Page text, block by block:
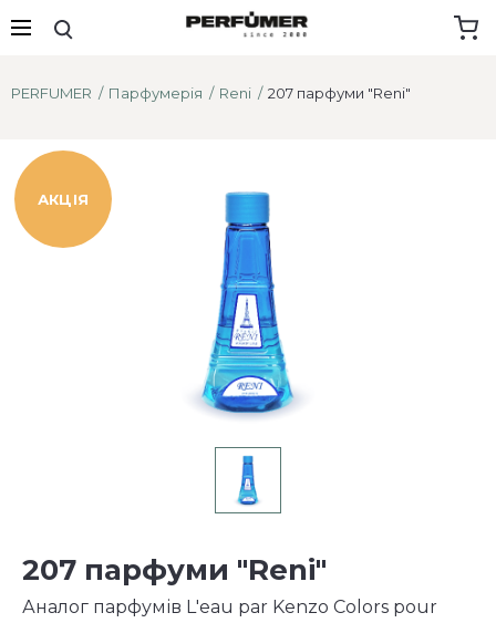
PERFUMER Парфумерія Reni 207 парфуми "Reni"
АКЦІЯ
207 парфуми "Reni"
Аналог парфумів L'eau par Kenzo Colors pour